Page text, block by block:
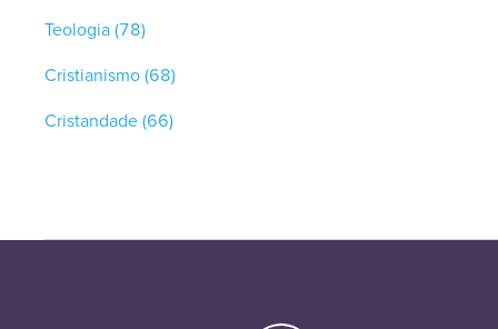
Teologia(78)
Cristianismo(68)
Cristandade(66)